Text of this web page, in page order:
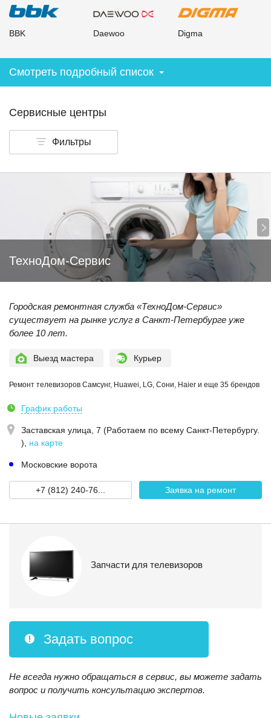
BBK Daewoo Digma
Смотреть подробный список
Сервисные центры
Фильтры
ТехноДом-Сервис
Городская ремонтная служба «ТехноДом-Сервис»
существует на рынке услуг в Санкт-Петербурге уже
более 10 лет.
Выезд мастера Курьер
Ремонт телевизоров Самсунг, Huawei, LG, Сони, Haier и еще 35 брендов
График работы
Заставская улица, 7 (Работаем по всему Санкт-Петербургу.
)
на карте
Московские ворота
+7 (812) 240-76... Заявка на ремонт
Запчасти для телевизоров
Задать вопрос
Не всегда нужно обращаться в сервис, вы можете задать
вопрос и получить консультацию экспертов.